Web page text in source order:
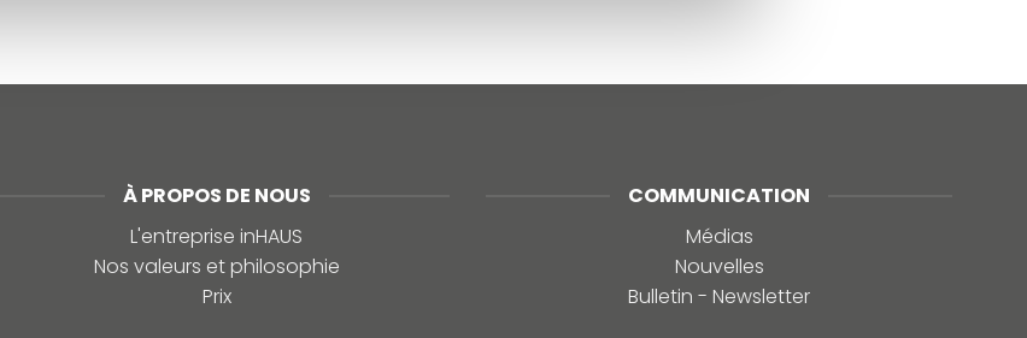
À PROPOS DE NOUS
L'entreprise inHAUS
Nos valeurs et philosophie
Prix
COMMUNICATION
Médias
Nouvelles
Bulletin - Newsletter